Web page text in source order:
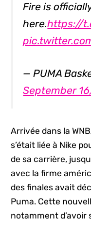
Fire is
here.https://
— PUMA
September
Arrivée dans la
s’était liée à Nike
de sa carrière,
avec la firme
des finales avait
Puma. Cette
notamment d’avoir